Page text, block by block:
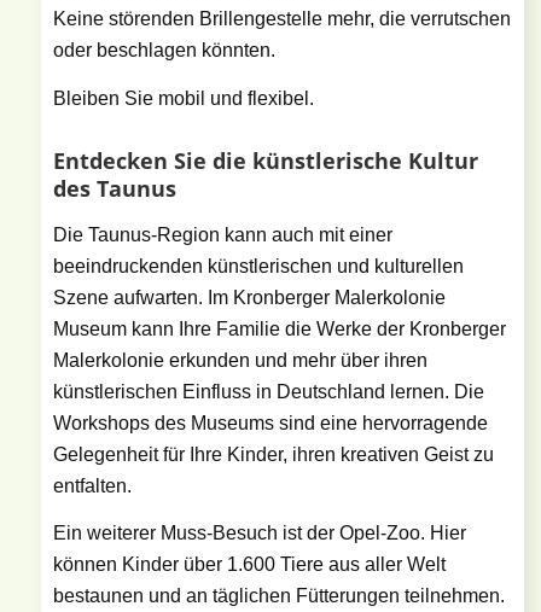
Keine störenden Brillengestelle mehr, die verrutschen
oder beschlagen könnten.
Bleiben Sie mobil und flexibel.
Entdecken Sie die künstlerische Kultur
des Taunus
Die Taunus-Region kann auch mit einer
beeindruckenden künstlerischen und kulturellen
Szene aufwarten. Im Kronberger Malerkolonie
Museum kann Ihre Familie die Werke der Kronberger
Malerkolonie erkunden und mehr über ihren
künstlerischen Einfluss in Deutschland lernen. Die
Workshops des Museums sind eine hervorragende
Gelegenheit für Ihre Kinder, ihren kreativen Geist zu
entfalten.
Ein weiterer Muss-Besuch ist der Opel-Zoo. Hier
können Kinder über 1.600 Tiere aus aller Welt
bestaunen und an täglichen Fütterungen teilnehmen.